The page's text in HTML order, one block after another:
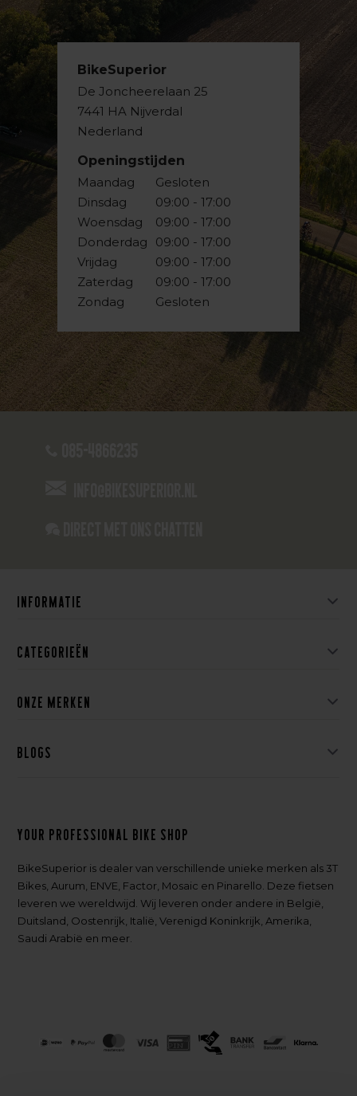
BikeSuperior
De Joncheerelaan 25
7441 HA Nijverdal
Nederland
Openingstijden
Maandag
Dinsdag
Woensdag
Donderdag
Vrijdag
Zaterdag
Zondag
Gesloten
09:00 - 17:00
09:00 - 17:00
09:00 - 17:00
09:00 - 17:00
09:00 - 17:00
Gesloten
Informatie
Categorieën
Onze merken
Blogs
Your professional bike shop
BikeSuperior is dealer van verschillende unieke merken als 3T
Bikes, Aurum, ENVE, Factor, Mosaic en Pinarello. Deze fietsen
leveren we wereldwijd. Wij leveren onder andere in België,
Duitsland, Oostenrijk, Italië, Verenigd Koninkrijk, Amerika,
Saudi Arabië en meer.